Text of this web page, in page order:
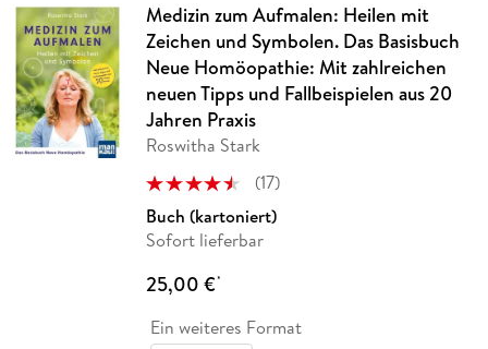
Medizin zum Aufmalen: Heilen mit
Zeichen und Symbolen. Das Basisbuch
Neue Homöopathie: Mit zahlreichen
neuen Tipps und Fallbeispielen aus 20
Jahren Praxis
Roswitha Stark
(17)
Buch (kartoniert)
Sofort lieferbar
25,00 €*
Ein weiteres Format